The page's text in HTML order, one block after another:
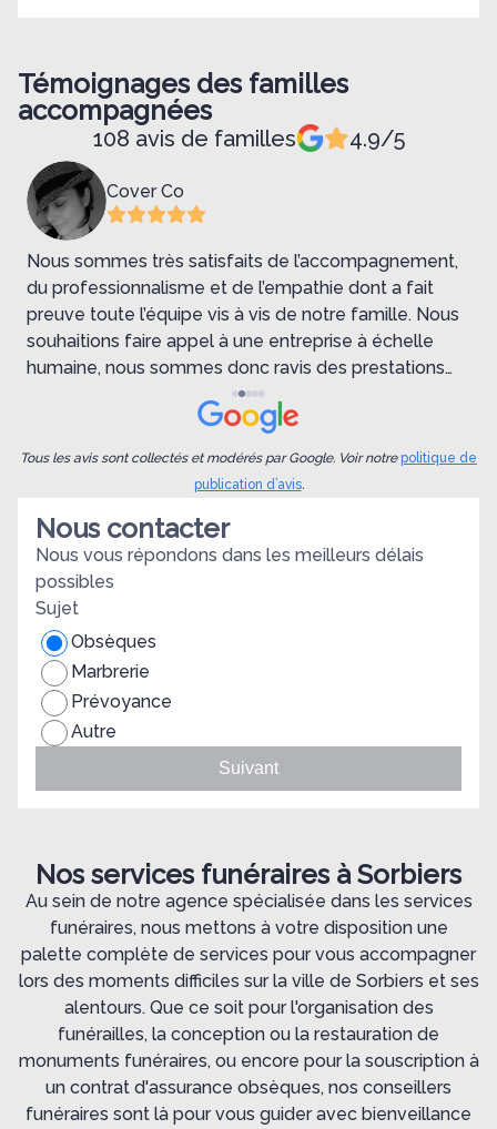
Témoignages des familles
accompagnées
108 avis de familles 4.9/5
Cover Co
Nous sommes très satisfaits de l’accompagnement,
du professionnalisme et de l’empathie dont a fait
preuve toute l’équipe vis à vis de notre famille. Nous
souhaitions faire appel à une entreprise à échelle
humaine, nous sommes donc ravis des prestations
de cette entreprise familiale. Nous ne pouvions pas
espérer mieux comme dernier hommage à notre
proche. Merci Villeneuve funéraire. Nous
recommandons chaleureusement leurs services.
Tous les avis sont collectés et modérés par Google. Voir notrepolitique de
publication d’avis.
Nous contacter
Nous vous répondons dans les meilleurs délais
possibles
Sujet
Obsèques
Marbrerie
Prévoyance
Autre
Suivant
Nos services funéraires à Sorbiers
Au sein de notre agence spécialisée dans les services
funéraires, nous mettons à votre disposition une
palette complète de services pour vous accompagner
lors des moments difficiles sur la ville de Sorbiers et ses
alentours. Que ce soit pour l'organisation des
funérailles, la conception ou la restauration de
monuments funéraires, ou encore pour la souscription à
un contrat d'assurance obsèques, nos conseillers
funéraires sont là pour vous guider avec bienveillance